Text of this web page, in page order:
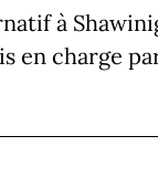
à
en charge